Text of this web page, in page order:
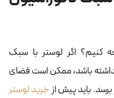
کنیم؟ اگر لوستر با سبک
باشد، ممکن است فضای
باید پیش ازخرید لوستر